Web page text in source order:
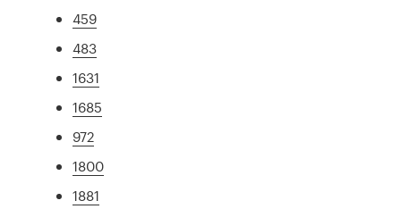
459
483
1631
1685
972
1800
1881